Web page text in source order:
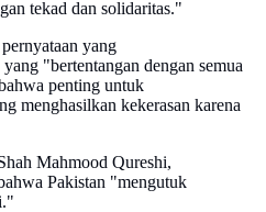
tekad dan solidaritas."
yang
"bertentangan dengan semua
penting untuk
menghasilkan kekerasan karena
Mahmood Qureshi,
Pakistan "mengutuk